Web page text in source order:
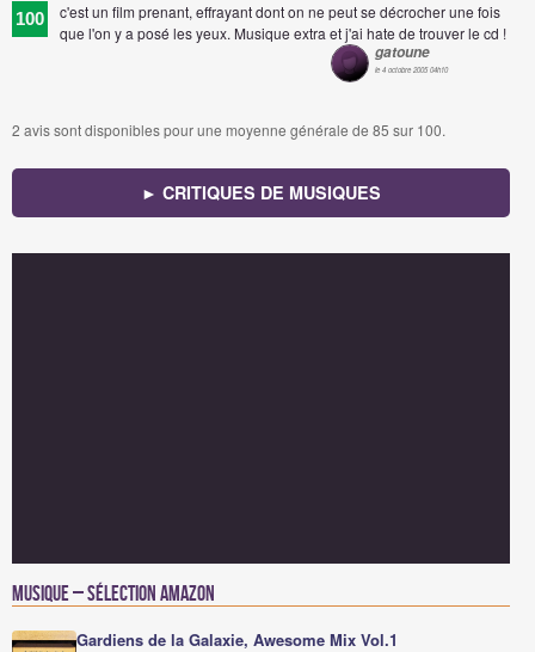
100
c'est un film prenant, effrayant dont on ne peut se décrocher une fois
que l'on y a posé les yeux. Musique extra et j'ai hate de trouver le cd !
gatoune
le 4 octobre 2005 04h10
2 avis sont disponibles pour une moyenne générale de 85 sur 100.
► CRITIQUES DE MUSIQUES
Musique – Sélection Amazon
Gardiens de la Galaxie, Awesome Mix Vol.1